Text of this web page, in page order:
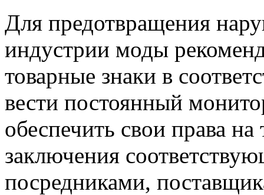
Для предотвращения
индустрии моды
товарные знаки в
вести постоянный
обеспечить свои права
заключения
посредниками,